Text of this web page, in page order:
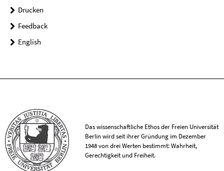
Drucken
Feedback
English
Das wissenschaftliche Ethos der Freien Universität
Berlin wird seit ihrer Gründung im Dezember
1948 von drei Werten bestimmt: Wahrheit,
Gerechtigkeit und Freiheit.